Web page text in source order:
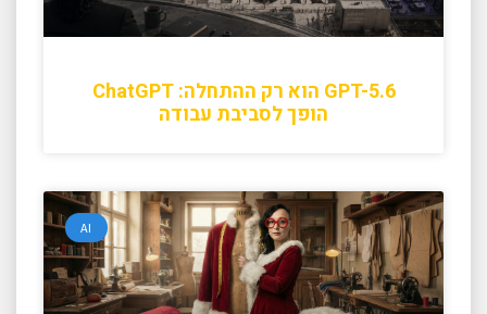
GPT-5.6 הוא רק ההתחלה: ChatGPT
הופך לסביבת עבודה
AI